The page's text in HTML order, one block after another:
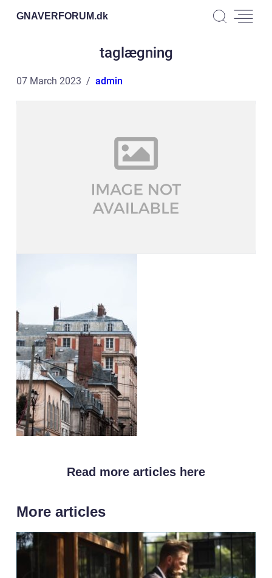
GNAVERFORUM.dk
taglægning
07 March 2023 admin
Read more articles here
More articles